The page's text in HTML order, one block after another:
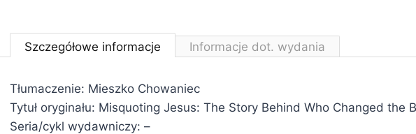
Szczegółowe informacje Informacje dot. wydania
Tłumaczenie: Mieszko Chowaniec
Tytuł oryginału: Misquoting Jesus: The Story Behind Who Changed the
Seria/cykl wydawniczy: –